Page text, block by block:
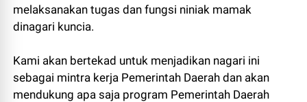
melaksanakan tugas dan fungsi niniak mamak
dinagari kuncia.
Kami akan bertekad untuk menjadikan nagari ini
sebagai mintra kerja Pemerintah Daerah dan akan
mendukung apa saja program Pemerintah Daerah